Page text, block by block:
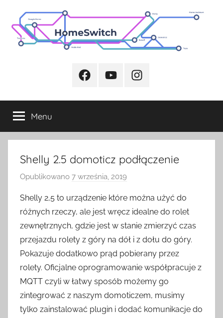
treści
FacebookYoutubeInstagram
Menu
Shelly 2.5 domoticz podłączenie
Opublikowano 7 września, 2019
z
e
z
H
o
m
e
S
w
Shelly 2,5 to urządzenie które można użyć do
różnych rzeczy, ale jest wręcz idealne do rolet
zewnętrznych, gdzie jest w stanie zmierzyć czas
przejazdu rolety z góry na dół i z dołu do góry.
Pokazuje dodatkowo prąd pobierany przez
rolety. Oficjalne oprogramowanie współpracuje z
MQTT czyli w łatwy sposób możemy go
zintegrować z naszym domoticzem, musimy
tylko zainstalować plugin i dodać komunikacje do